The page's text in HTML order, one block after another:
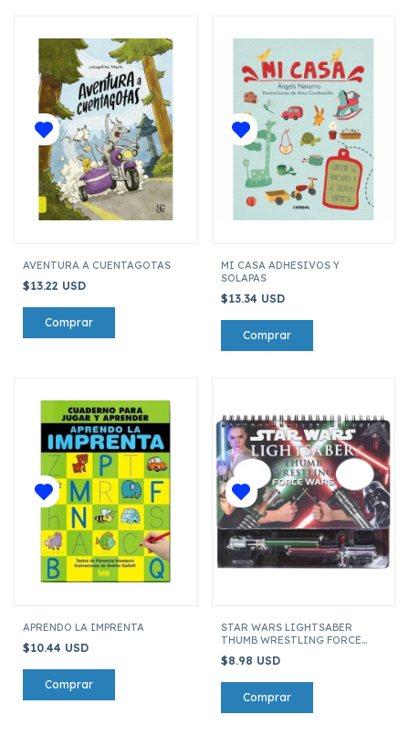
AVENTURA A CUENTAGOTAS
$13.22 USD
MI CASA ADHESIVOS Y
SOLAPAS
$13.34 USD
APRENDO LA IMPRENTA
$10.44 USD
STAR WARS LIGHTSABER
THUMB WRESTLING FORCE
$8.98 USD